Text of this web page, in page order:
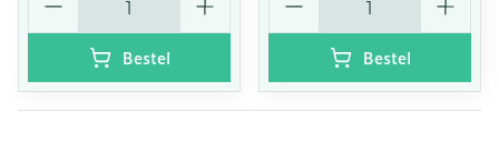
Bestel Bestel